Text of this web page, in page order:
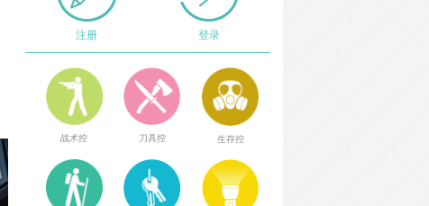
注册 登录
战术控 刀具控 生存控